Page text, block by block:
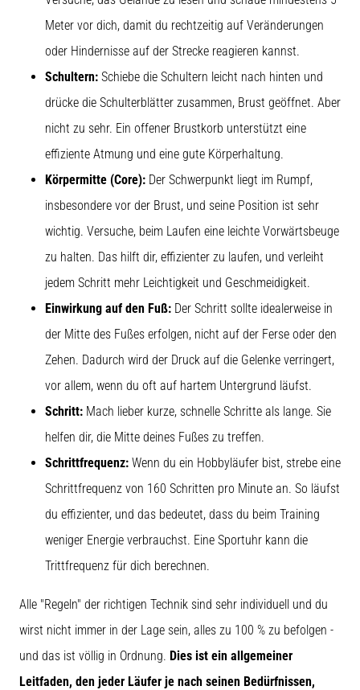
Meter vor dich, damit du rechtzeitig auf Veränderungen
oder Hindernisse auf der Strecke reagieren kannst.
Schultern: Schiebe die Schultern leicht nach hinten und
drücke die Schulterblätter zusammen, Brust geöffnet. Aber
nicht zu sehr. Ein offener Brustkorb unterstützt eine
effiziente Atmung und eine gute Körperhaltung.
Körpermitte (Core): Der Schwerpunkt liegt im Rumpf,
insbesondere vor der Brust, und seine Position ist sehr
wichtig. Versuche, beim Laufen eine leichte Vorwärtsbeuge
zu halten. Das hilft dir, effizienter zu laufen, und verleiht
jedem Schritt mehr Leichtigkeit und Geschmeidigkeit.
Einwirkung auf den Fuß: Der Schritt sollte idealerweise in
der Mitte des Fußes erfolgen, nicht auf der Ferse oder den
Zehen. Dadurch wird der Druck auf die Gelenke verringert,
vor allem, wenn du oft auf hartem Untergrund läufst.
Schritt: Mach lieber kurze, schnelle Schritte als lange. Sie
helfen dir, die Mitte deines Fußes zu treffen.
Schrittfrequenz: Wenn du ein Hobbyläufer bist, strebe eine
Schrittfrequenz von 160 Schritten pro Minute an. So läufst
du effizienter, und das bedeutet, dass du beim Training
weniger Energie verbrauchst. Eine Sportuhr kann die
Trittfrequenz für dich berechnen.
Alle "Regeln" der richtigen Technik sind sehr individuell und du
wirst nicht immer in der Lage sein, alles zu 100 % zu befolgen -
und das ist völlig in Ordnung. Dies ist ein allgemeiner
Leitfaden, den jeder Läufer je nach seinen Bedürfnissen,